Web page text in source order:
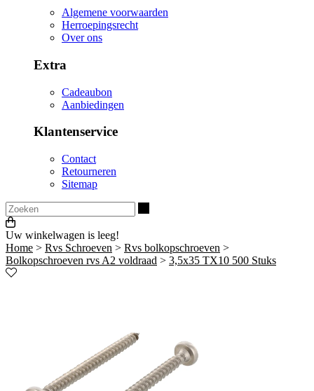
Algemene voorwaarden
Herroepingsrecht
Over ons
Extra
Cadeaubon
Aanbiedingen
Klantenservice
Contact
Retourneren
Sitemap
Uw winkelwagen is leeg!
Home > Rvs Schroeven > Rvs bolkopschroeven >
Bolkopschroeven rvs A2 voldraad > 3,5x35 TX10 500 Stuks